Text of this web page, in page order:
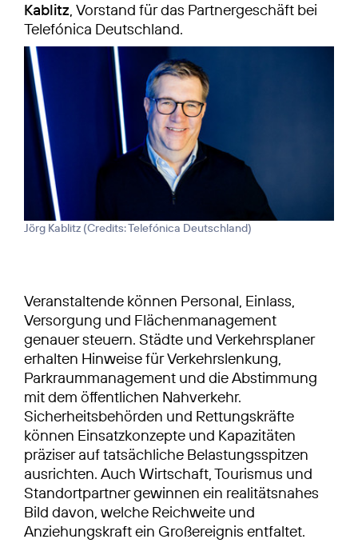
Kablitz , Vorstand für das Partnergeschäft bei
Telefónica Deutschland.
Jörg Kablitz (Credits: Telefónica Deutschland)
Veranstaltende können Personal, Einlass,
Versorgung und Flächenmanagement
genauer steuern. Städte und Verkehrsplaner
erhalten Hinweise für Verkehrslenkung,
Parkraummanagement und die Abstimmung
mit dem öffentlichen Nahverkehr.
Sicherheitsbehörden und Rettungskräfte
können Einsatzkonzepte und Kapazitäten
präziser auf tatsächliche Belastungsspitzen
ausrichten. Auch Wirtschaft, Tourismus und
Standortpartner gewinnen ein realitätsnahes
Bild davon, welche Reichweite und
Anziehungskraft ein Großereignis entfaltet.